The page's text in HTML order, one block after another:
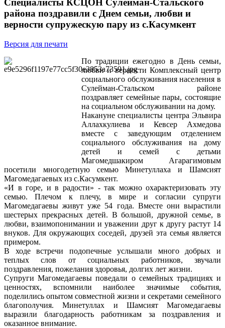
Специалисты КСЦОН Сулейман-Стальского
района поздравили с Днем семьи, любви и
верности супружескую пару из с.Касумкент
Версия для печати
По традиции ежегодно в День семьи,
любви и верности Комплексный центр
социального обслуживания населения в
Сулейман-Стальском районе
поздравляет семейные пары, состоящие
на социальном обслуживании на дому.
Накануне специалисты центра Эльвира
Аллахкулиева и Кевсер Ахмедова
вместе с заведующим отделением
социального обслуживания на дому
детей и семей с детьми
Магомедшакиром Агарагимовым
посетили многодетную семью Минетуллаха и Шамсият
Магомедагаевых из с.Касумкент.
«И в горе, и в радости» - так можно охарактеризовать эту
семью. Плечом к плечу, в мире и согласии супруги
Магомедагаевы живут уже 54 года. Вместе они вырастили
шестерых прекрасных детей. В большой, дружной семье, в
любви, взаимопонимании и уважении друг к другу растут 14
внуков. Для окружающих соседей, друзей эта семья является
примером.
В ходе встречи подопечные услышали много добрых и
теплых слов от социальных работников, звучали
поздравления, пожелания здоровья, долгих лет жизни.
Супруги Магомедагаевы поведали о семейных традициях и
ценностях, вспомнили наиболее значимые события,
поделились опытом совместной жизни и секретами семейного
благополучия. Минетуллах и Шамсият Магомедагаевы
выразили благодарность работникам за поздравления и
оказанное внимание.